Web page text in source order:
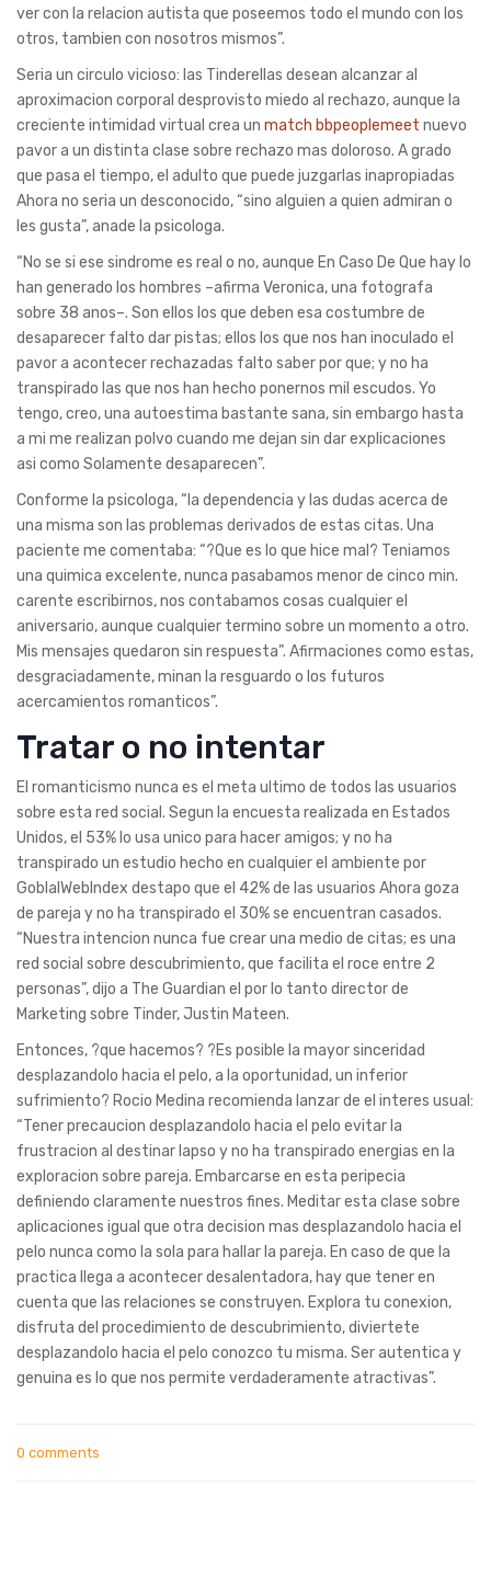
ver con la relacion autista que poseemos todo el mundo con los
otros, tambien con nosotros mismos”.
Seri­a un circulo vicioso: las Tinderellas desean alcanzar al
aproximacion corporal desprovisto miedo al rechazo, aunque la
creciente intimidad virtual crea un match bbpeoplemeet nuevo
pavor a un distinta clase sobre rechazo mas doloroso. A grado
que pasa el tiempo, el adulto que puede juzgarlas inapropiadas
Ahora no seri­a un desconocido, “sino alguien a quien admiran o
les gusta”, anade la psicologa.
“No se si ese sindrome es real o no, aunque En Caso De Que hay lo
han generado los hombres –afirma Veronica, una fotografa
sobre 38 anos–. Son ellos los que deben esa costumbre de
desaparecer falto dar pistas; ellos los que nos han inoculado el
pavor a acontecer rechazadas falto saber por que; y no ha
transpirado las que nos han hecho ponernos mil escudos. Yo
tengo, creo, una autoestima bastante sana, sin embargo hasta
a mi me realizan polvo cuando me dejan sin dar explicaciones
asi­ como Solamente desaparecen”.
Conforme la psicologa, “la dependencia y las dudas acerca de
una misma son las problemas derivados de estas citas. Una
paciente me comentaba: “?Que es lo que hice mal? Teniamos
una quimica excelente, nunca pasabamos menor de cinco min.
carente escribirnos, nos contabamos cosas cualquier el
aniversario, aunque cualquier termino sobre un momento a otro.
Mis mensajes quedaron sin respuesta”. Afirmaciones como estas,
desgraciadamente, minan la resguardo o los futuros
acercamientos romanticos”.
Tratar o no intentar
El romanticismo nunca es el meta ultimo de todos las usuarios
sobre esta red social. Segun la encuesta realizada en Estados
Unidos, el 53% lo usa unico para hacer amigos; y no ha
transpirado un estudio hecho en cualquier el ambiente por
GoblalWebIndex destapo que el 42% de las usuarios Ahora goza
de pareja y no ha transpirado el 30% se encuentran casados.
“Nuestra intencion nunca fue crear una medio de citas; es una
red social sobre descubrimiento, que facilita el roce entre 2
personas”, dijo a The Guardian el por lo tanto director de
Marketing sobre Tinder, Justin Mateen.
Entonces, ?que hacemos? ?Es posible la mayor sinceridad
desplazandolo hacia el pelo, a la oportunidad, un inferior
sufrimiento? Rocio Medina recomienda lanzar de el interes usual:
“Tener precaucion desplazandolo hacia el pelo evitar la
frustracion al destinar lapso y no ha transpirado energias en la
exploracion sobre pareja. Embarcarse en esta peripecia
definiendo claramente nuestros fines. Meditar esta clase sobre
aplicaciones igual que otra decision mas desplazandolo hacia el
pelo nunca como la sola para hallar la pareja. En caso de que la
practica llega a acontecer desalentadora, hay que tener en
cuenta que las relaciones se construyen. Explora tu conexion,
disfruta del procedimiento de descubrimiento, diviertete
desplazandolo hacia el pelo conozco tu misma. Ser autentica y
genuina es lo que nos permite verdaderamente atractivas”.
0 comments